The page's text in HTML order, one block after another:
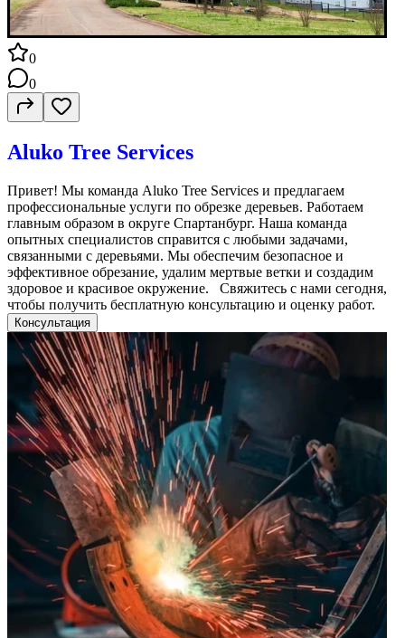
0
0
Aluko Tree Services
Привет! Мы команда Aluko Tree Services и предлагаем
профессиональные услуги по обрезке деревьев. Работаем
главным образом в округе Спартанбург. Наша команда
опытных специалистов справится с любыми задачами,
связанными с деревьями. Мы обеспечим безопасное и
эффективное обрезание, удалим мертвые ветки и создадим
здоровое и красивое окружение. Свяжитесь с нами сегодня,
чтобы получить бесплатную консультацию и оценку работ.
Консультация